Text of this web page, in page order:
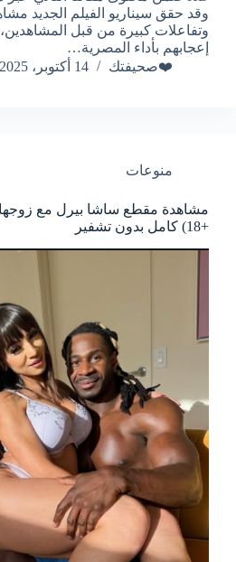
وقد حقق سيناريو الفيلم الجديد
وتفاعلات كبيرة من قبل
إعجابهم بأداء المصرية…
❤️صحيفتك
14 أكتوبر، 2025
منوعات
مشاهدة مقطع ساشا بيرل مع زوجها
+18) كامل بدون تشفير